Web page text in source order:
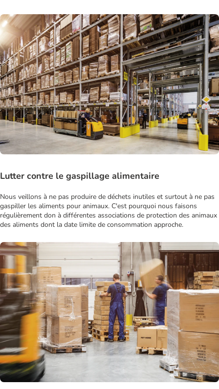
Lutter contre le gaspillage alimentaire
Nous veillons à ne pas produire de déchets inutiles et surtout à ne pas
gaspiller les aliments pour animaux. C'est pourquoi nous faisons
régulièrement don à différentes associations de protection des animaux
des aliments dont la date limite de consommation approche.